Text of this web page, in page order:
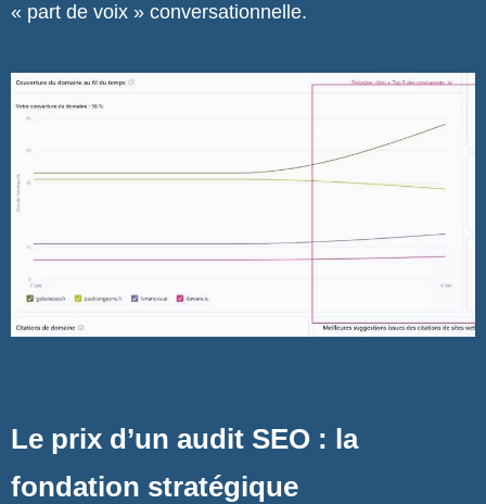
« part de voix » conversationnelle.
Le prix d’un audit SEO : la
fondation stratégique